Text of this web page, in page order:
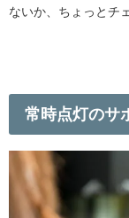
ないか、ちょっとチ
常時点灯のサ